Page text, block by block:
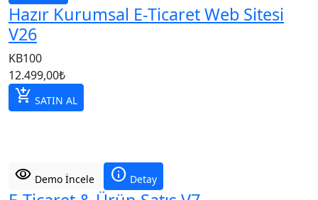
Hazır Kurumsal E-Ticaret Web Sitesi
V26
KB100
12.499,00₺
add_shopping_cart SATIN AL
visibility Demo İncele info Detay